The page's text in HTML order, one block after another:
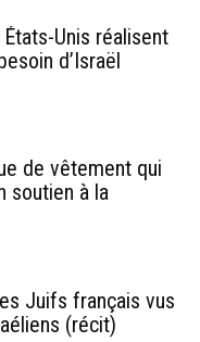
États-Unis réalisent
d’Israël
de vêtement qui
soutien à la
Juifs français vus
(récit)